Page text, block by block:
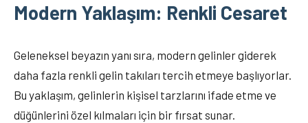
Modern Yaklaşım: Renkli Cesaret
Geleneksel beyazın yanı sıra, modern gelinler giderek
daha fazla renkli gelin takıları tercih etmeye başlıyorlar.
Bu yaklaşım, gelinlerin kişisel tarzlarını ifade etme ve
düğünlerini özel kılmaları için bir fırsat sunar.